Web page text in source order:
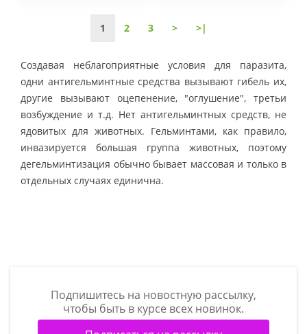
1 2 3 > >|
Создавая неблагоприятные условия для паразита,
одни антигельминтные средства вызывают гибель их,
другие вызывают оцепенение, "оглушение", третьи
возбуждение и т.д. Нет антигельминтных средств, не
ядовитых для животных. Гельминтами, как правило,
инвазируется большая группа животных, поэтому
дегельминтизация обычно бывает массовая и только в
отдельных случаях единична.
Подпишитесь на новостную рассылку,
чтобы быть в курсе всех новинок.